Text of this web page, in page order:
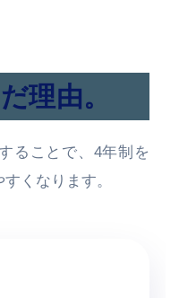
理由。
ることで、4年制を
くなります。